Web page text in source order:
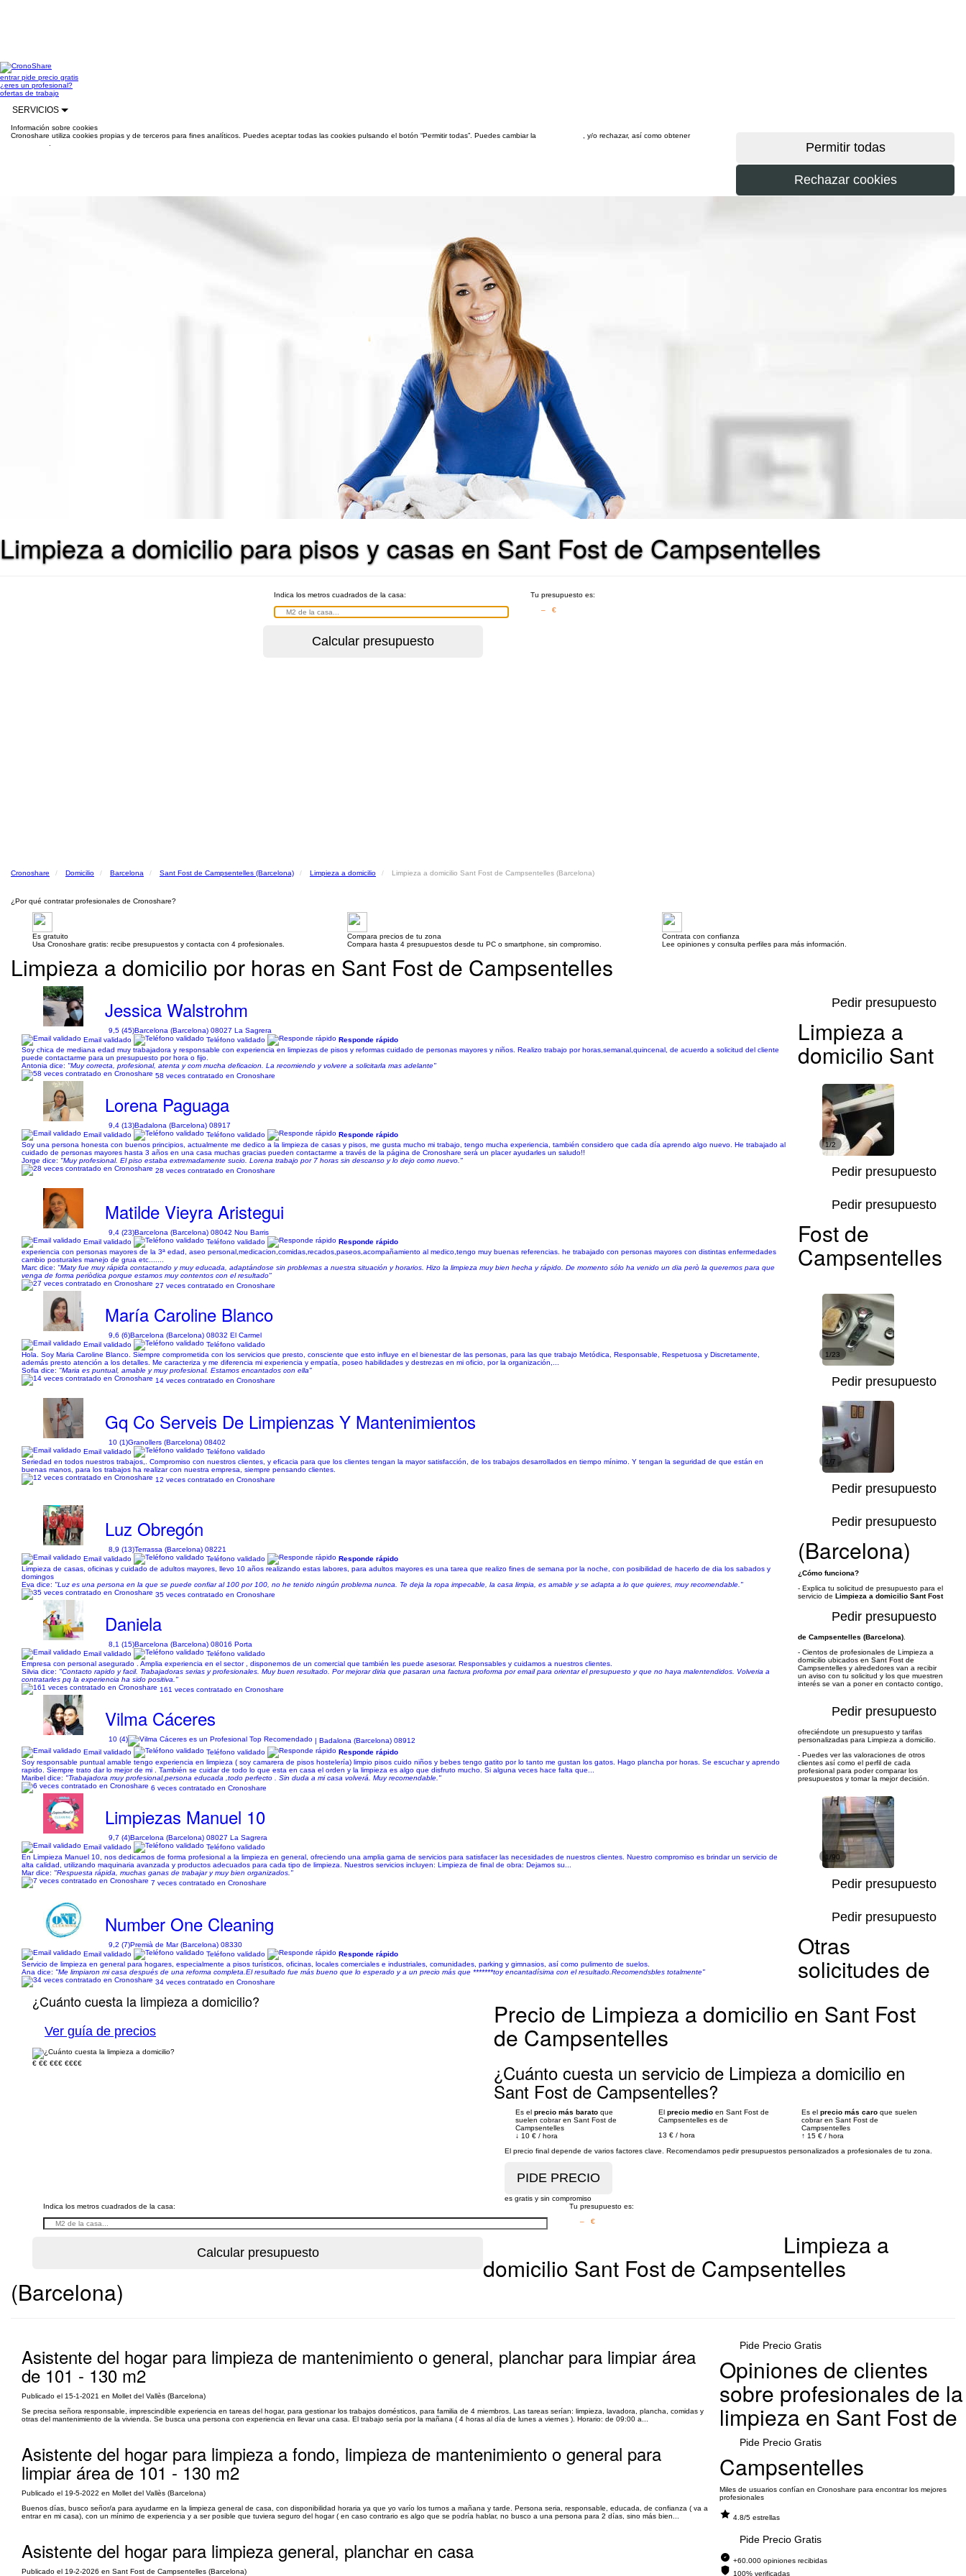
entrarpide precio gratis
¿eres un profesional?
ofertas de trabajo
SERVICIOS
Información sobre cookies
Cronoshare utiliza cookies propias y de terceros para fines analíticos. Puedes aceptar todas las cookies pulsando el botón “Permitir todas”. Puedes cambiar la
, y/o rechazar, así como obtener
Limpieza a domicilio para pisos y casas en Sant Fost de Campsentelles
Indica los metros cuadrados de la casa:
Tu presupuesto es:
– €
Cronoshare Domicilio Barcelona Sant Fost de Campsentelles (Barcelona) Limpieza a domicilio Limpieza a domicilio Sant Fost de Campsentelles (Barcelona)
¿Por qué contratar profesionales de Cronoshare?
Es gratuito
Usa Cronoshare gratis: recibe presupuestos y contacta con 4 profesionales.
Compara precios de tu zona
Compara hasta 4 presupuestos desde tu PC o smartphone, sin compromiso.
Contrata con confianza
Lee opiniones y consulta perfiles para más información.
Limpieza a domicilio por horas en Sant Fost de Campsentelles
Jessica Walstrohm
9,5 (45)Barcelona (Barcelona) 08027 La Sagrera
Email validado
Teléfono validado
Responde rápido
Soy chica de mediana edad muy trabajadora y responsable con experiencia en limpiezas de pisos y reformas cuidado de personas mayores y niños. Realizo trabajo por horas,semanal,quincenal, de acuerdo a solicitud del cliente
puede contactarme para un presupuesto por hora o fijo.
Antonia dice: "Muy correcta, profesional, atenta y com mucha deficacion. La recomiendo y volvere a solicitarla mas adelante"
58 veces contratado en Cronoshare
Pedir presupuesto
Lorena Paguaga
9,4 (13)Badalona (Barcelona) 08917
Email validado
Teléfono validado
Responde rápido
Soy una persona honesta con buenos principios, actualmente me dedico a la limpieza de casas y pisos, me gusta mucho mi trabajo, tengo mucha experiencia, también considero que cada día aprendo algo nuevo. He trabajado al
cuidado de personas mayores hasta 3 años en una casa muchas gracias pueden contactarme a través de la página de Cronoshare será un placer ayudarles un saludo!!
Jorge dice: "Muy profesional. El piso estaba extremadamente sucio. Lorena trabajo por 7 horas sin descanso y lo dejo como nuevo."
28 veces contratado en Cronoshare
1/2
Pedir presupuesto
Matilde Vieyra Aristegui
9,4 (23)Barcelona (Barcelona) 08042 Nou Barris
Email validado
Teléfono validado
Responde rápido
experiencia con personas mayores de la 3ª edad, aseo personal,medicacion,comidas,recados,paseos,acompañamiento al medico,tengo muy buenas referencias. he trabajado con personas mayores con distintas enfermedades
cambio posturales manejo de grua etc.......
Marc dice: "Maty fue muy rápida contactando y muy educada, adaptándose sin problemas a nuestra situación y horarios. Hizo la limpieza muy bien hecha y rápido. De momento sólo ha venido un dia però la queremos para que
venga de forma periòdica porque estamos muy contentos con el resultado"
27 veces contratado en Cronoshare
Pedir presupuesto
María Caroline Blanco
9,6 (6)Barcelona (Barcelona) 08032 El Carmel
Email validado
Teléfono validado
Hola. Soy Maria Caroline Blanco. Siempre comprometida con los servicios que presto, consciente que esto influye en el bienestar de las personas, para las que trabajo Metódica, Responsable, Respetuosa y Discretamente,
además presto atención a los detalles. Me caracteriza y me diferencia mi experiencia y empatía, poseo habilidades y destrezas en mi oficio, por la organización,...
Sofia dice: "Maria es puntual, amable y muy profesional. Estamos encantados con ella"
14 veces contratado en Cronoshare
1/23
Pedir presupuesto
Gq Co Serveis De Limpienzas Y Mantenimientos
10 (1)Granollers (Barcelona) 08402
Email validado
Teléfono validado
Seriedad en todos nuestros trabajos,. Compromiso con nuestros clientes, y eficacia para que los clientes tengan la mayor satisfacción, de los trabajos desarrollados en tiempo mínimo. Y tengan la seguridad de que están en
buenas manos, para los trabajos ha realizar con nuestra empresa, siempre pensando clientes.
12 veces contratado en Cronoshare
1/7
Pedir presupuesto
Luz Obregón
8,9 (13)Terrassa (Barcelona) 08221
Email validado
Teléfono validado
Responde rápido
Limpieza de casas, oficinas y cuidado de adultos mayores, llevo 10 años realizando estas labores, para adultos mayores es una tarea que realizo fines de semana por la noche, con posibilidad de hacerlo de dia los sabados y
domingos
Eva dice: "Luz es una persona en la que se puede confiar al 100 por 100, no he tenido ningún problema nunca. Te deja la ropa impecable, la casa limpia, es amable y se adapta a lo que quieres, muy recomendable."
35 veces contratado en Cronoshare
Pedir presupuesto
Daniela
8,1 (15)Barcelona (Barcelona) 08016 Porta
Email validado
Teléfono validado
Empresa con personal asegurado . Amplia experiencia en el sector , disponemos de un comercial que también les puede asesorar. Responsables y cuidamos a nuestros clientes.
Silvia dice: "Contacto rapido y facil. Trabajadoras serias y profesionales. Muy buen resultado. Por mejorar diria que pasaran una factura proforma por email para orientar el presupuesto y que no haya malentendidos. Volveria a
contratarles pq la experiencia ha sido positiva."
161 veces contratado en Cronoshare
Pedir presupuesto
Vilma Cáceres
10 (4)
| Badalona (Barcelona) 08912
Email validado
Teléfono validado
Responde rápido
Soy responsable puntual amable tengo experiencia en limpieza ( soy camarera de pisos hostelería) limpio pisos cuido niños y bebes tengo gatito por lo tanto me gustan los gatos. Hago plancha por horas. Se escuchar y aprendo
rapido. Siempre trato dar lo mejor de mi . También se cuidar de todo lo que esta en casa el orden y la limpieza es algo que disfruto mucho. Si alguna veces hace falta que...
Maribel dice: "Trabajadora muy profesional,persona educada ,todo perfecto . Sin duda a mi casa volverá. Muy recomendable."
6 veces contratado en Cronoshare
Pedir presupuesto
Limpiezas Manuel 10
9,7 (4)Barcelona (Barcelona) 08027 La Sagrera
Email validado
Teléfono validado
En Limpieza Manuel 10, nos dedicamos de forma profesional a la limpieza en general, ofreciendo una amplia gama de servicios para satisfacer las necesidades de nuestros clientes. Nuestro compromiso es brindar un servicio de
alta calidad, utilizando maquinaria avanzada y productos adecuados para cada tipo de limpieza. Nuestros servicios incluyen: Limpieza de final de obra: Dejamos su...
Mar dice: "Respuesta rápida, muchas ganas de trabajar y muy bien organizados."
7 veces contratado en Cronoshare
1/90
Pedir presupuesto
Number One Cleaning
9,2 (7)Premià de Mar (Barcelona) 08330
Email validado
Teléfono validado
Responde rápido
Servicio de limpieza en general para hogares, especialmente a pisos turísticos, oficinas, locales comerciales e industriales, comunidades, parking y gimnasios, así como pulimento de suelos.
Ana dice: "Me limpiaron mi casa después de una reforma completa.El resultado fue más bueno que lo esperado y a un precio más que *******toy encantadísima con el resultado.Recomendsbles totalmente"
34 veces contratado en Cronoshare
Pedir presupuesto
¿Cuánto cuesta la limpieza a domicilio?
Ver guía de precios
€ €€ €€€ €€€€
Precio de Limpieza a domicilio en Sant Fost
de Campsentelles
¿Cuánto cuesta un servicio de Limpieza a domicilio en
Sant Fost de Campsentelles?
Es el precio más barato que
suelen cobrar en Sant Fost de
Campsentelles
↓ 10 € / hora
El precio medio en Sant Fost de
Campsentelles es de
13 € / hora
Es el precio más caro que suelen
cobrar en Sant Fost de
Campsentelles
↑ 15 € / hora
El precio final depende de varios factores clave. Recomendamos pedir presupuestos personalizados a profesionales de tu zona.
es gratis y sin compromiso
Limpieza a
domicilio Sant
Fost de
Campsentelles
(Barcelona)
¿Cómo funciona?
- Explica tu solicitud de presupuesto para el
servicio de Limpieza a domicilio Sant Fost
de Campsentelles (Barcelona)
- Cientos de profesionales de Limpieza a
domicilio ubicados en Sant Fost de
Campsentelles y alrededores van a recibir
un aviso con tu solicitud y los que muestren
interés se van a poner en contacto contigo,
ofreciéndote un presupuesto y tarifas
personalizadas para Limpieza a domicilio.
- Puedes ver las valoraciones de otros
clientes así como el perfil de cada
profesional para poder comparar los
presupuestos y tomar la mejor decisión.
Indica los metros cuadrados de la casa:
Tu presupuesto es:
– €
Otras
solicitudes de
Limpieza a
domicilio Sant Fost de Campsentelles
(Barcelona)
Asistente del hogar para limpieza de mantenimiento o general, planchar para limpiar área
de 101 - 130 m2
Publicado el 15-1-2021 en Mollet del Vallès (Barcelona)
Se precisa señora responsable, imprescindible experiencia en tareas del hogar, para gestionar los trabajos domésticos, para familia de 4 miembros. Las tareas serían: limpieza, lavadora, plancha, comidas y
otras del mantenimiento de la vivienda. Se busca una persona con experiencia en llevar una casa. El trabajo sería por la mañana ( 4 horas al día de lunes a viernes ). Horario: de 09:00 a...
Pide Precio Gratis
Asistente del hogar para limpieza a fondo, limpieza de mantenimiento o general para
limpiar área de 101 - 130 m2
Publicado el 19-5-2022 en Mollet del Vallès (Barcelona)
Buenos días, busco señor/a para ayudarme en la limpieza general de casa, con disponibilidad horaria ya que yo varío los turnos a mañana y tarde. Persona seria, responsable, educada, de confianza ( va a
entrar en mi casa), con un mínimo de experiencia y a ser posible que tuviera seguro del hogar ( en caso contrario es algo que se podría hablar, no busco a una persona para 2 días, sino más bien...
Pide Precio Gratis
Asistente del hogar para limpieza general, planchar en casa
Publicado el 19-2-2026 en Sant Fost de Campsentelles (Barcelona)
Pide Precio Gratis
Opiniones de clientes
sobre profesionales de la
limpieza en Sant Fost de
Campsentelles
Miles de usuarios confían en Cronoshare para encontrar los mejores
profesionales
4.8/5 estrellas
+60.000 opiniones recibidas
100% verificadas